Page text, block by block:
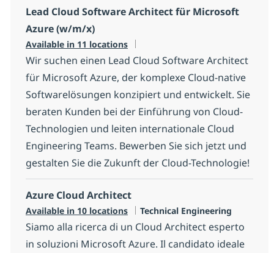
Lead Cloud Software Architect für Microsoft
Azure (w/m/x)
Available in 11 locations
Wir suchen einen Lead Cloud Software Architect
für Microsoft Azure, der komplexe Cloud-native
Softwarelösungen konzipiert und entwickelt. Sie
beraten Kunden bei der Einführung von Cloud-
Technologien und leiten internationale Cloud
Engineering Teams. Bewerben Sie sich jetzt und
gestalten Sie die Zukunft der Cloud-Technologie!
Azure Cloud Architect
Available in 10 locations Category
Technical Engineering
Siamo alla ricerca di un Cloud Architect esperto
in soluzioni Microsoft Azure. Il candidato ideale